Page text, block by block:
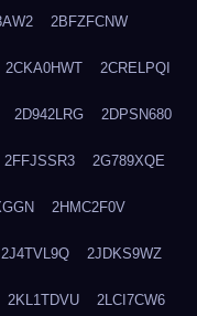
2BFZFCNW
2CKA0HWT 2CRELPQI
2D942LRG 2DPSN680
2FFJSSR3 2G789XQE
2HMC2F0V
2J4TVL9Q 2JDKS9WZ
2KL1TDVU 2LCI7CW6